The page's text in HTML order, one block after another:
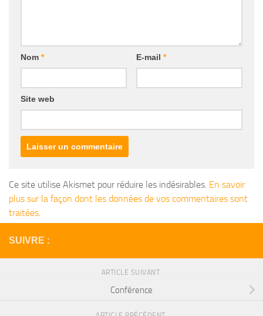
Nom * E-mail *
Site web
Ce site utilise Akismet pour réduire les indésirables. En savoir
plus sur la façon dont les données de vos commentaires sont
traitées.
SUIVRE :
ARTICLE SUIVANT
Conférence